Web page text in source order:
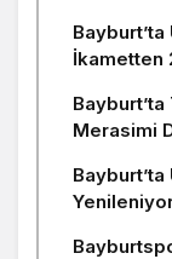
İkametten
Merasimi